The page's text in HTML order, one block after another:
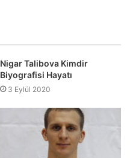
Nigar Talibova Kimdir
Biyografisi Hayatı
3 Eylül 2020